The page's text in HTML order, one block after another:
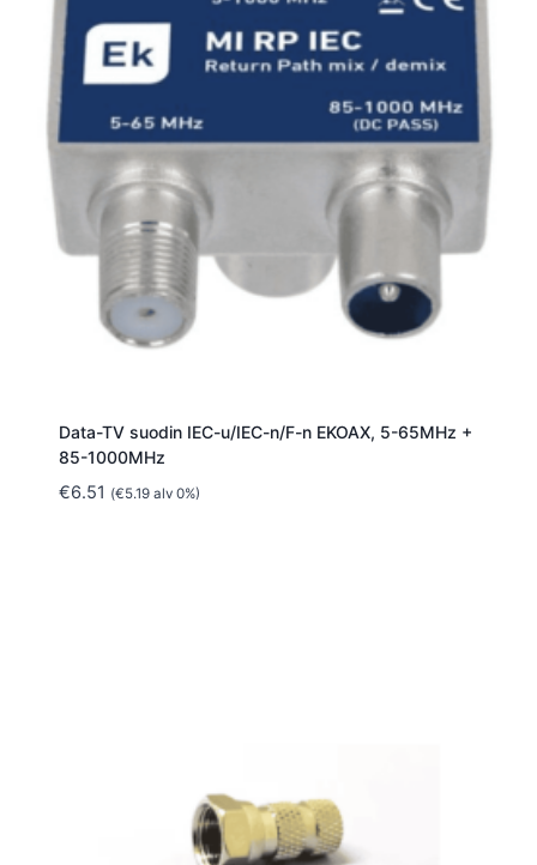
Data-TV suodin IEC-u/IEC-n/F-n EKOAX, 5-65MHz +
85-1000MHz
€6.51 (€5.19alv 0%)